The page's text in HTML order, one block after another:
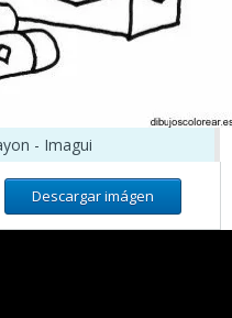
- Imagui
Descargar imágen